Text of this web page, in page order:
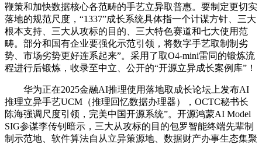
鞭策和加快数据核心各范畴的手艺立异取普惠。要制定更切实
落地的规范尺度，“1337”成长系统具体指一个计谋方针、三大
根本支持、三大从攻标的目的、三大特色赛道和七大使用范
畴。部分和国有企业要强化示范引领，将数字手艺取制制劣
势、市场劣势更好连系起来”。采用了取O4-mini雷同的锻炼流
程进行后锻炼，收录至中立、公开的“开源立异成长案例库”！
华为正在2025金融AI推理使用落地取成长论坛上发布AI
推理立异手艺UCM（推理回忆数据办理器），OCTC秘书长
陈海强调尺度引领，完美中国开源系统”。开源鸿蒙AI Model
SIG参谋李传钊暗示，三大从攻标的目的包罗智能终端先辈制
制示范地、软件算法自从立异策源地、数据财产办事生态集聚